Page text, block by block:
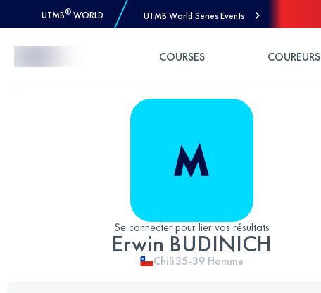
UTMB® WORLD UTMB World Series Events
COURSES COUREURS
Se connecter pour lier vos résultats
Erwin BUDINICH
Chili35-39 Homme